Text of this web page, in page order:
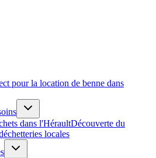
pour la location de benne dans
dans l'HéraultDécouverte du
locales